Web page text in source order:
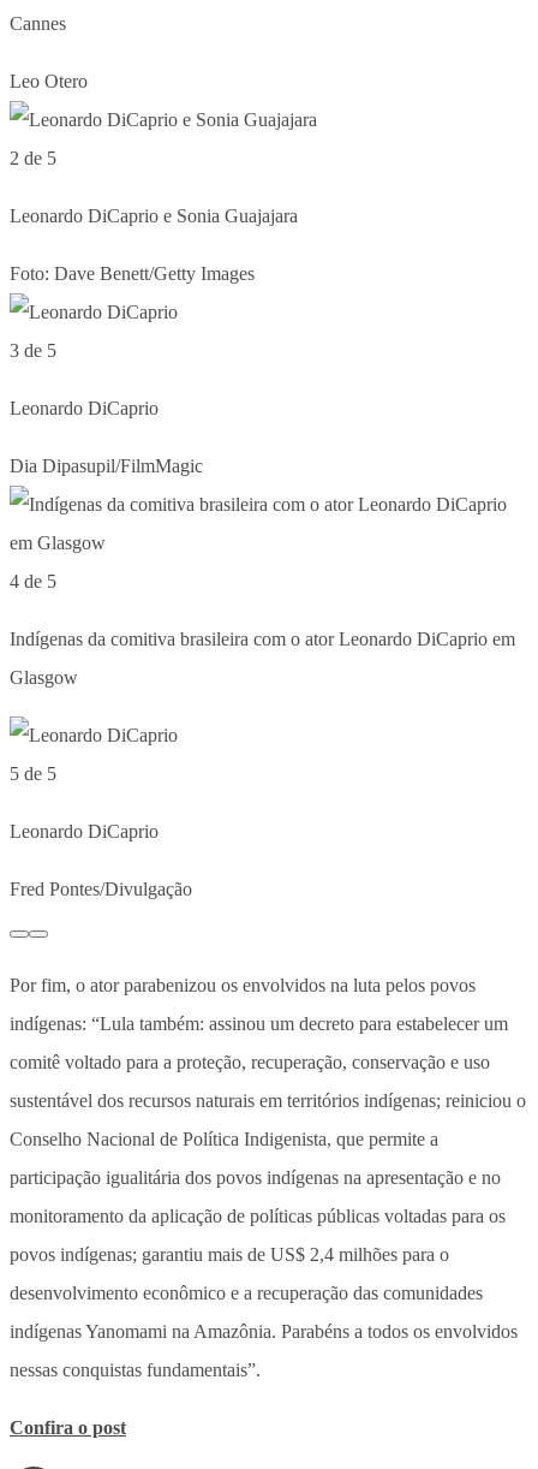
Cannes
Leo Otero
2 de 5
Leonardo DiCaprio e Sonia Guajajara
Foto: Dave Benett/Getty Images
3 de 5
Leonardo DiCaprio
Dia Dipasupil/FilmMagic
4 de 5
Indígenas da comitiva brasileira com o ator Leonardo DiCaprio em
Glasgow
5 de 5
Leonardo DiCaprio
Fred Pontes/Divulgação
Por fim, o ator parabenizou os envolvidos na luta pelos povos
indígenas: “Lula também: assinou um decreto para estabelecer um
comitê voltado para a proteção, recuperação, conservação e uso
sustentável dos recursos naturais em territórios indígenas; reiniciou o
Conselho Nacional de Política Indigenista, que permite a
participação igualitária dos povos indígenas na apresentação e no
monitoramento da aplicação de políticas públicas voltadas para os
povos indígenas; garantiu mais de US$ 2,4 milhões para o
desenvolvimento econômico e a recuperação das comunidades
indígenas Yanomami na Amazônia. Parabéns a todos os envolvidos
nessas conquistas fundamentais”.
Confira o post